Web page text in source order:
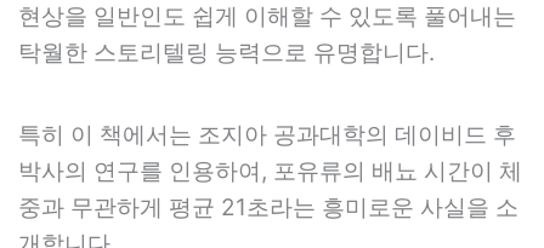
현상을 일반인도 쉽게 이해할 수 있도록 풀어내는
탁월한 스토리텔링 능력으로 유명합니다.
특히 이 책에서는 조지아 공과대학의 데이비드 후
박사의 연구를 인용하여, 포유류의 배뇨 시간이 체
중과 무관하게 평균 21초라는 흥미로운 사실을 소